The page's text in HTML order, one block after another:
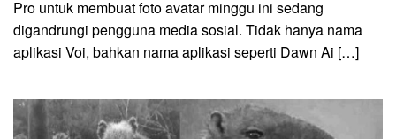
Pro untuk membuat foto avatar minggu ini sedang
digandrungi pengguna media sosial. Tidak hanya nama
aplikasi Voi, bahkan nama aplikasi seperti Dawn Ai […]